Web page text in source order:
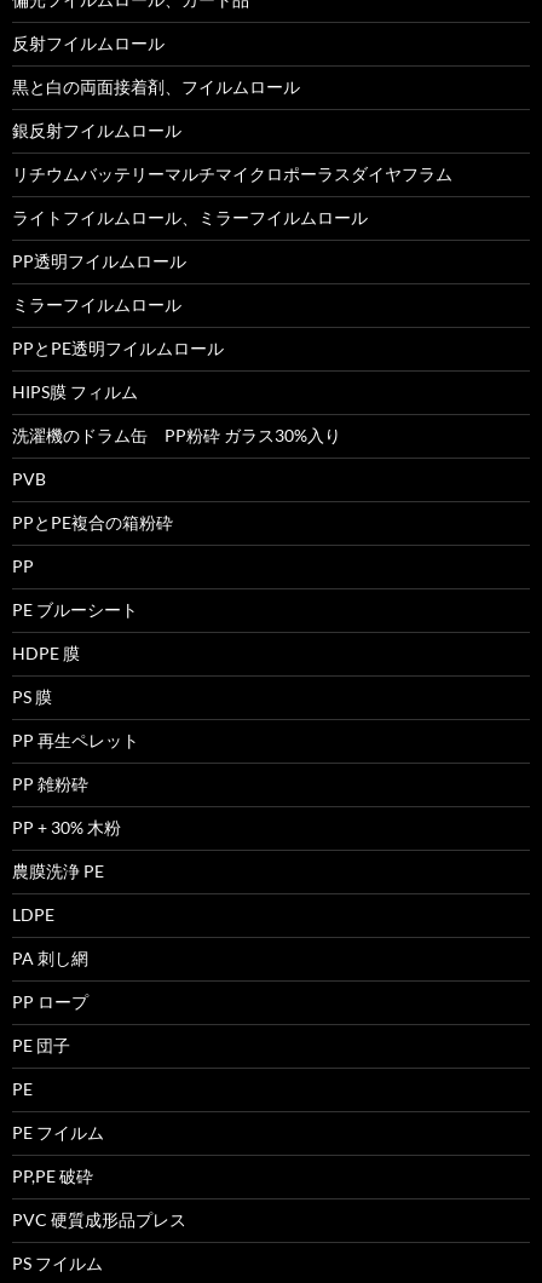
反射フイルムロール
黒と白の両面接着剤、フイルムロール
銀反射フイルムロール
リチウムバッテリーマルチマイクロポーラスダイヤフラム
ライトフイルムロール、ミラーフイルムロール
PP透明フイルムロール
ミラーフイルムロール
PPとPE透明フイルムロール
HIPS膜 フィルム
洗濯機のドラム缶 PP粉砕 ガラス30%入り
PVB
PPとPE複合の箱粉砕
PP
PE ブルーシート
HDPE 膜
PS 膜
PP 再生ペレット
PP 雑粉砕
PP + 30% 木粉
農膜洗浄 PE
LDPE
PA 刺し網
PP ロープ
PE 団子
PE
PE フイルム
PP,PE 破砕
PVC 硬質成形品プレス
PS フイルム